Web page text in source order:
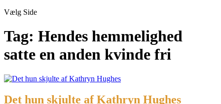
Vælg Side
Tag: Hendes hemmelighed
satte en anden kvinde fri
Det hun skjulte af Kathryn Hughes